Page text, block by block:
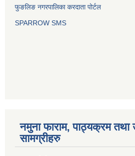
फुङलिङ नगरपालिका करदाता पोर्टल
SPARROW SMS
नमुना फाराम, पाठ्यक्रम तथा
सामग्रीहरु